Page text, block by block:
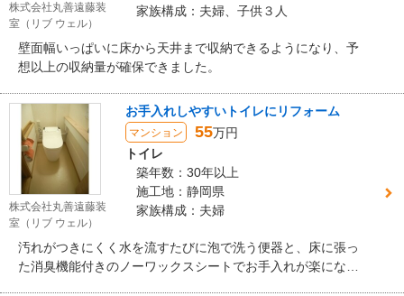
株式会社丸善遠藤装
室（リブ ウェル）
家族構成：夫婦、子供３人
壁面幅いっぱいに床から天井まで収納できるようになり、予
想以上の収納量が確保できました。
株式会社丸善遠藤装
室（リブ ウェル）
お手入れしやすいトイレにリフォーム
マンション 55万円
トイレ
築年数：30年以上
施工地：静岡県
家族構成：夫婦
汚れがつきにくく水を流すたびに泡で洗う便器と、床に張っ
た消臭機能付きのノーワックスシートでお手入れが楽になり